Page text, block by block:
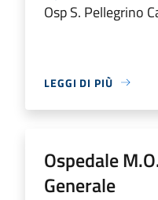
Osp S. Pellegrino
LEGGI DI PIÙ
Ospedale
Generale